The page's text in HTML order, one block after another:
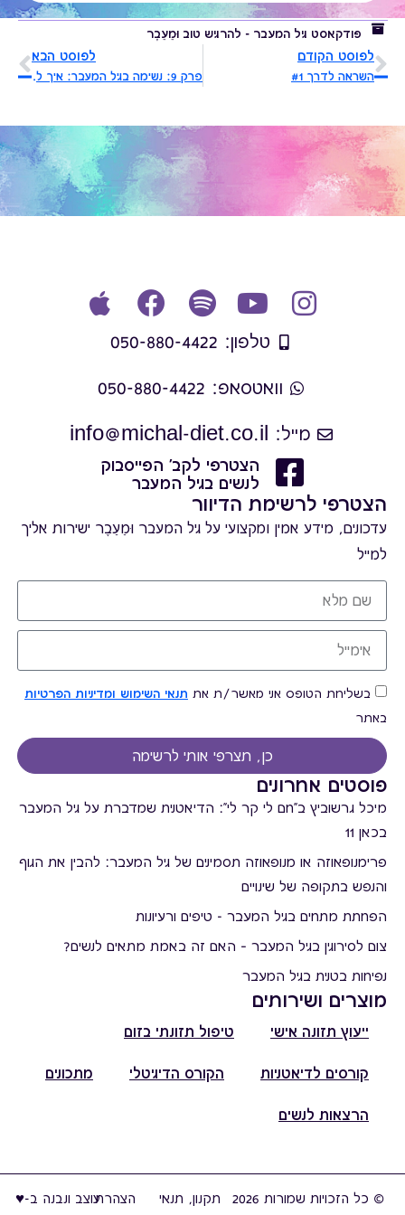
פודקאסט גיל המעבר - להרגיש טוב וּמֵעֵבֶר
לפוסט הקודם
השראה לדרך #1
לפוסט הבא
פרק 9: נשימה בגיל המעבר: איך לנשום כדי להרגיש טוב יותר
טלפון: 050-880-4422
וואטסאפ: 050-880-4422
מייל: info@michal-diet.co.il
הצטרפי לקב' הפייסבוק
לנשים בגיל המעבר
פוסטים אחרונים
מיכל גרשוביץ ב"חם לי קר לי": הדיאטנית שמדברת על גיל המעבר
בכאן 11
פרימנופאוזה או מנופאוזה תסמינים של גיל המעבר: להבין את הגוף
והנפש בתקופה של שינויים
הפחתת מתחים בגיל המעבר - טיפים ורעיונות
צום לסירוגין בגיל המעבר – האם זה באמת מתאים לנשים?
נפיחות בטנית בגיל המעבר
מוצרים ושירותים
ייעוץ תזונה אישי טיפול תזונתי בזום
קורסים לדיאטניות הקורס הדיגיטלי מתכונים
הרצאות לנשים
הצטרפי לרשימת הדיוור
עדכונים, מידע אמין ומקצועי על גיל המעבר וּמֵעֵבֶר ישירות אליך
למייל
בשליחת הטופס אני מאשר/ת את תנאי השימוש ומדיניות הפרטיות
באתר
כן, תצרפי אותי לרשימה
© כל הזכויות שמורות 2026 תקנון, תנאי הצהרתעוצב ונבנה ב-♥︎